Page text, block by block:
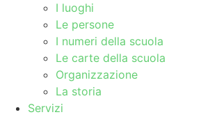
I luoghi
Le persone
I numeri della scuola
Le carte della scuola
Organizzazione
La storia
Servizi